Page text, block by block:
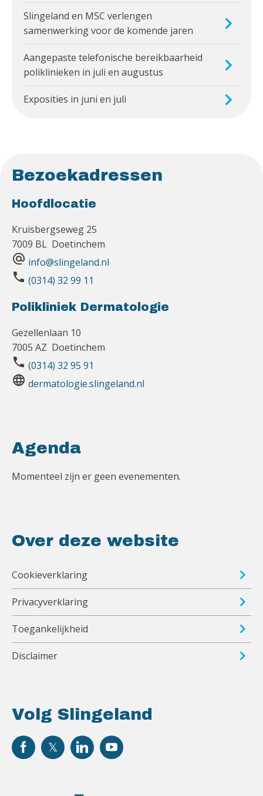
Slingeland en MSC verlengen
samenwerking voor de komende jaren
Aangepaste telefonische bereikbaarheid
poliklinieken in juli en augustus
Exposities in juni en juli
Bezoekadressen
Hoofdlocatie
Kruisbergseweg 25
7009 BL Doetinchem
alternate_email info@slingeland.nl
phone (0314) 32 99 11
Polikliniek Dermatologie
Gezellenlaan 10
7005 AZ Doetinchem
phone (0314) 32 95 91
language dermatologie.slingeland.nl
Volg Slingeland
Agenda
Momenteel zijn er geen evenementen.
Over deze website
Cookieverklaring
Privacyverklaring
Toegankelijkheid
Disclaimer